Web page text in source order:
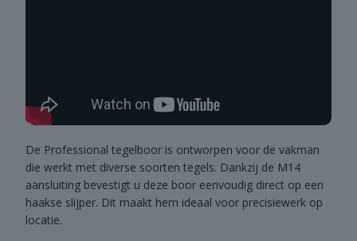
De Professional tegelboor is ontworpen voor de vakman
die werkt met diverse soorten tegels. Dankzij de M14
aansluiting bevestigt u deze boor eenvoudig direct op een
haakse slijper. Dit maakt hem ideaal voor precisiewerk op
locatie.